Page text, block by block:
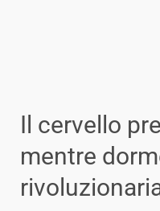
Il cervello
mentre